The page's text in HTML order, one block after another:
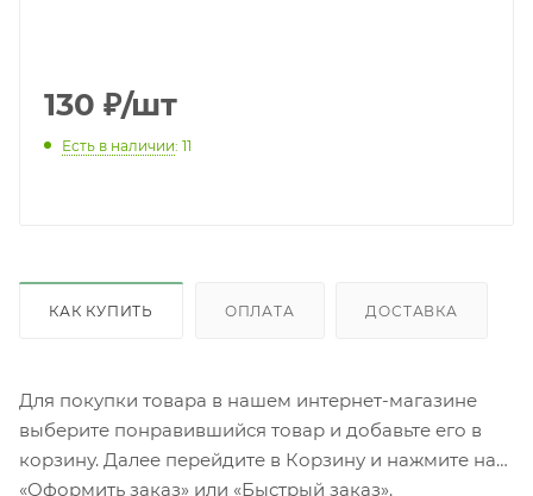
130 ₽/шт
Есть в наличии: 11
КАК КУПИТЬ ОПЛАТА ДОСТАВКА
Для покупки товара в нашем интернет-магазине
выберите понравившийся товар и добавьте его в
корзину. Далее перейдите в Корзину и нажмите на
«Оформить заказ» или «Быстрый заказ».